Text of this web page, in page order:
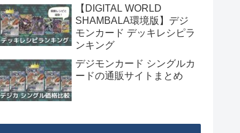
【DIGITAL WORLD
SHAMBALA環境版】デジ
モンカード デッキレシピラ
ンキング
デジモンカード シングルカ
ードの通販サイトまとめ